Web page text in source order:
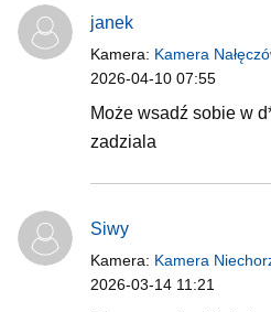
janek
Kamera: Kamera
2026-04-10 07:55
Może wsadź sobie w
zadziala
Siwy
Kamera: Kamera
2026-03-14 11:21